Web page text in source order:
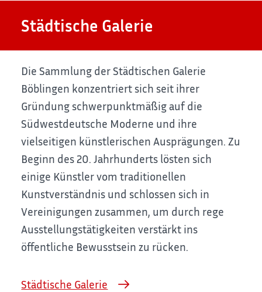
Städtische Galerie
Die Sammlung der Städtischen Galerie
Böblingen konzentriert sich seit ihrer
Gründung schwerpunktmäßig auf die
Südwestdeutsche Moderne und ihre
vielseitigen künstlerischen Ausprägungen. Zu
Beginn des 20. Jahrhunderts lösten sich
einige Künstler vom traditionellen
Kunstverständnis und schlossen sich in
Vereinigungen zusammen, um durch rege
Ausstellungstätigkeiten verstärkt ins
öffentliche Bewusstsein zu rücken.
Städtische Galerie